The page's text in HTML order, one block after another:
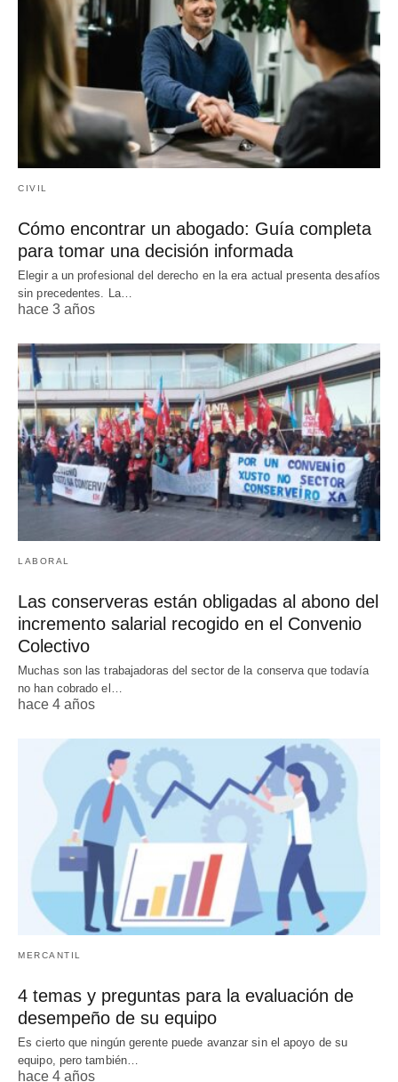
CIVIL
Cómo encontrar un abogado: Guía completa
para tomar una decisión informada
Elegir a un profesional del derecho en la era actual presenta desafíos
sin precedentes. La…
hace 3 años
LABORAL
Las conserveras están obligadas al abono del
incremento salarial recogido en el Convenio
Colectivo
Muchas son las trabajadoras del sector de la conserva que todavía
no han cobrado el…
hace 4 años
MERCANTIL
4 temas y preguntas para la evaluación de
desempeño de su equipo
Es cierto que ningún gerente puede avanzar sin el apoyo de su
equipo, pero también…
hace 4 años